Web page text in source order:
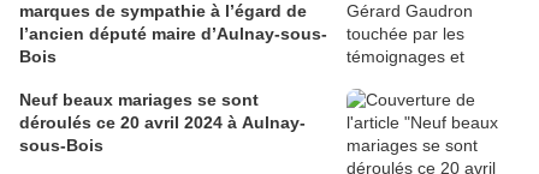
marques de sympathie à l’égard de
l’ancien député maire d’Aulnay-sous-
Bois
Neuf beaux mariages se sont
déroulés ce 20 avril 2024 à Aulnay-
sous-Bois